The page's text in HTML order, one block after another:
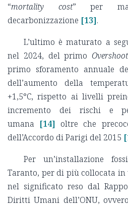
“mortality cost” per
decarbonizzazione [13].
L’ultimo è maturato a
nel 2024, del primo Overshoot
primo sforamento annuale
dell’aumento della
+1,5°C, rispetto ai livelli
incremento dei rischi e
umana [14] oltre che
dell’Accordo di Parigi del 2015
Per un’installazione
Taranto, per di più collocata in
nel significato reso dal
Diritti Umani dell’ONU,